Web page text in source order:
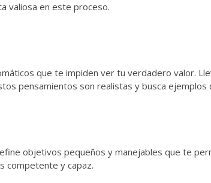
valiosa en este proceso.
que te impiden ver tu verdadero valor.
pensamientos son realistas y busca ejemplos
objetivos pequeños y manejables que te
competente y capaz.